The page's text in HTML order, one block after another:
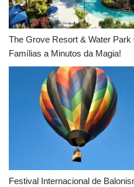
The Grove Resort & Water
Famílias a Minutos da Magia!
Festival Internacional de